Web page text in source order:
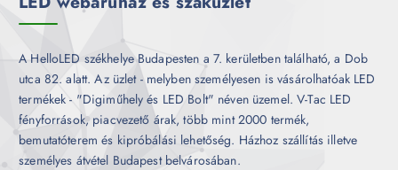
A HelloLED székhelye Budapesten a 7. kerületben található, a Dob
utca 82. alatt. Az üzlet - melyben személyesen is vásárolhatóak LED
termékek - "Digiműhely és LED Bolt" néven üzemel. V-Tac LED
fényforrások, piacvezető árak, több mint 2000 termék,
bemutatóterem és kipróbálási lehetőség. Házhoz szállítás illetve
személyes átvétel Budapest belvárosában.